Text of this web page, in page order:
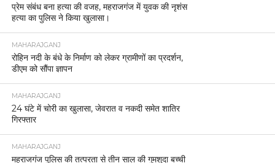
प्रेम संबंध बना हत्या की वजह, महराजगंज में युवक की नृशंस
हत्या का पुलिस ने किया खुलासा।
MAHARAJGANJ
रोहिन नदी के बंधे के निर्माण को लेकर ग्रामीणों का प्रदर्शन,
डीएम को सौंपा ज्ञापन
MAHARAJGANJ
24 घंटे में चोरी का खुलासा, जेवरात व नकदी समेत शातिर
गिरफ्तार
MAHARAJGANJ
महराजगंज पुलिस की तत्परता से तीन साल की गुमशुदा बच्ची